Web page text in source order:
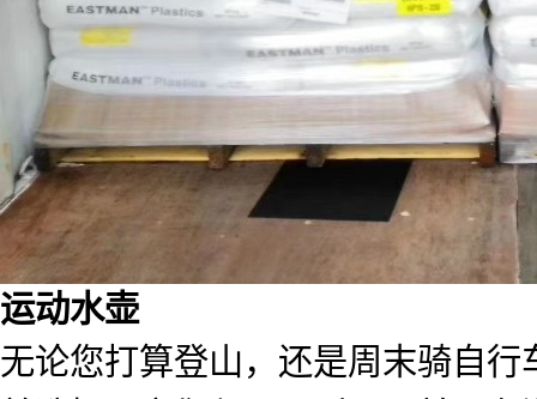
运动水壶
无论您打算登山，还是周末骑自